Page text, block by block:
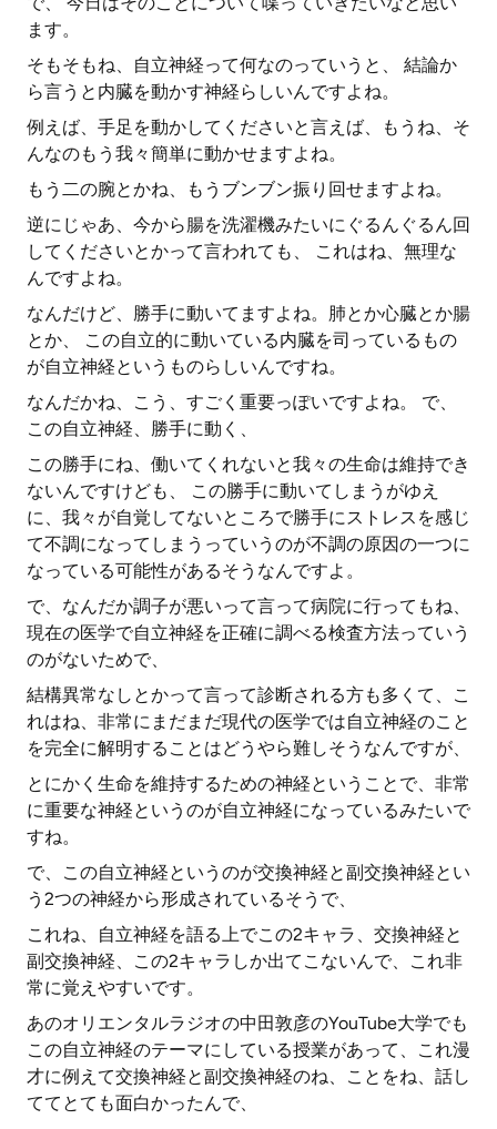
ます。
そもそもね、自立神経って何なのっていうと、 結論か
ら言うと内臓を動かす神経らしいんですよね。
例えば、手足を動かしてくださいと言えば、もうね、そ
んなのもう我々簡単に動かせますよね。
もう二の腕とかね、もうブンブン振り回せますよね。
逆にじゃあ、今から腸を洗濯機みたいにぐるんぐるん回
してくださいとかって言われても、 これはね、無理な
んですよね。
なんだけど、勝手に動いてますよね。肺とか心臓とか腸
とか、 この自立的に動いている内臓を司っているもの
が自立神経というものらしいんですね。
なんだかね、こう、すごく重要っぽいですよね。 で、
この自立神経、勝手に動く、
この勝手にね、働いてくれないと我々の生命は維持でき
ないんですけども、 この勝手に動いてしまうがゆえ
に、我々が自覚してないところで勝手にストレスを感じ
て不調になってしまうっていうのが不調の原因の一つに
なっている可能性があるそうなんですよ。
で、なんだか調子が悪いって言って病院に行ってもね、
現在の医学で自立神経を正確に調べる検査方法っていう
のがないためで、
結構異常なしとかって言って診断される方も多くて、こ
れはね、非常にまだまだ現代の医学では自立神経のこと
を完全に解明することはどうやら難しそうなんですが、
とにかく生命を維持するための神経ということで、非常
に重要な神経というのが自立神経になっているみたいで
すね。
で、この自立神経というのが交換神経と副交換神経とい
う2つの神経から形成されているそうで、
これね、自立神経を語る上でこの2キャラ、交換神経と
副交換神経、この2キャラしか出てこないんで、これ非
常に覚えやすいです。
あのオリエンタルラジオの中田敦彦のYouTube大学でも
この自立神経のテーマにしている授業があって、これ漫
才に例えて交換神経と副交換神経のね、ことをね、話し
ててとても面白かったんで、